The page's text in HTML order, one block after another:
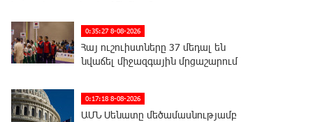
0:35:27 8-08-2026
Հայ ուշուիստները 37 մեդալ են
նվաճել միջազգային մրցաշարում
0:17:18 8-08-2026
ԱՄՆ Սենատը մեծամասնությամբ